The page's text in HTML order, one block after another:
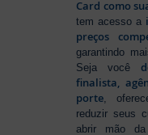
Card como
tem acesso a
preços
garantindo
Seja você
finalista,
porte ,
reduzir seus
abrir mão